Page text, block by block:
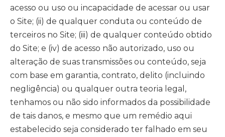
acesso ou uso ou incapacidade de acessar ou usar
o Site; (ii) de qualquer conduta ou conteúdo de
terceiros no Site; (iii) de qualquer conteúdo obtido
do Site; e (iv) de acesso não autorizado, uso ou
alteração de suas transmissões ou conteúdo, seja
com base em garantia, contrato, delito (incluindo
negligência) ou qualquer outra teoria legal,
tenhamos ou não sido informados da possibilidade
de tais danos, e mesmo que um remédio aqui
estabelecido seja considerado ter falhado em seu